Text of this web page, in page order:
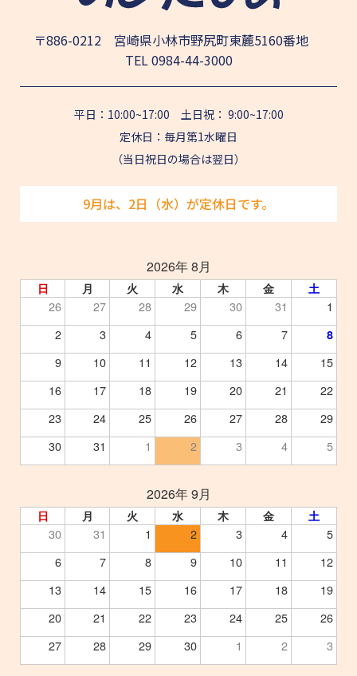
〒886-0212 宮崎県小林市野尻町東麓5160番地
TEL0984-44-3000
平日：10:00~17:00 土日祝： 9:00~17:00
定休日：毎月第1水曜日
（当日祝日の場合は翌日）
9月は、2日（水）が定休日です。
2026年 8月
日 月 火 水 木 金 土
26 27 28 29 30 31
1
2
3 4 5 6 7 8
9 10 11 12 13 14
15
16
17 18 19 20 21
22
23
24 25 26 27 28
29
30
31 1 2 3 4 5
2026年 9月
日 月 火 水 木 金 土
30 31 1 2 3 4
5
6
7 8 9 10 11
12
13
14 15 16 17 18
19
20
21 22 23 24 25
26
27
28 29 30 1 2 3